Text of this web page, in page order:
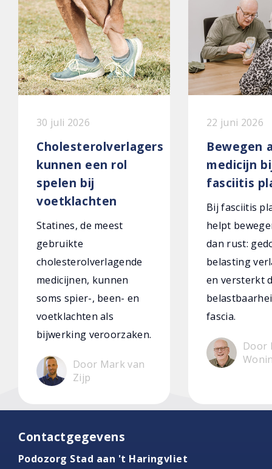
30 juli 2026
Cholesterolverlagers
kunnen een rol
spelen bij
voetklachten
Statines, de meest
gebruikte
cholesterolverlagende
medicijnen, kunnen
soms spier-, been- en
voetklachten als
bijwerking veroorzaken.
Door Mark van
Zijp
22 juni 2026
Bewegen
medicijn
fasciitis
Bij fasciitis
helpt
dan rust:
belasting
en versterkt
fascia.
Door
Contactgegevens
Podozorg Stad aan 't Haringvliet